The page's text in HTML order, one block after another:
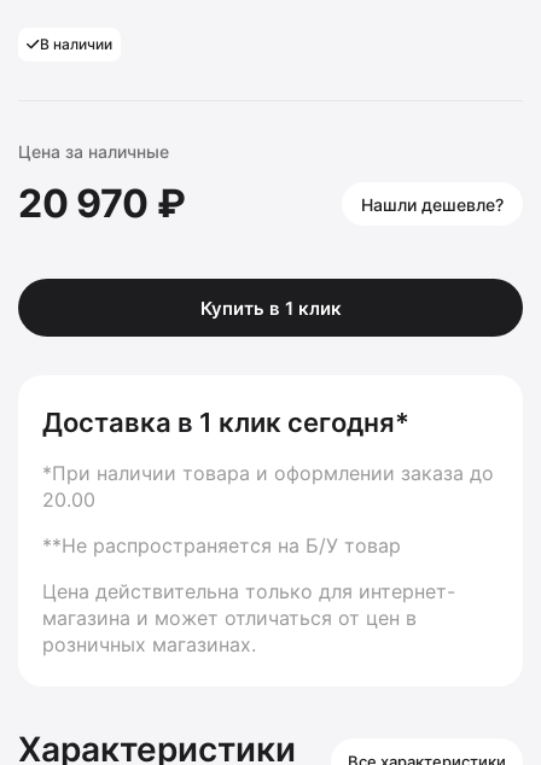
В наличии
Цена за наличные
20 970 ₽ Нашли дешевле?
Купить в 1 клик
Доставка в 1 клик сегодня*
*При наличии товара и оформлении заказа до
20.00
**Не распространяется на Б/У товар
Цена действительна только для интернет-
магазина и может отличаться от цен в
розничных магазинах.
Характеристики